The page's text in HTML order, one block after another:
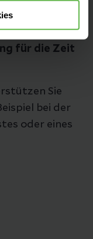
für die Zeit
Sie
bei der
oder eines